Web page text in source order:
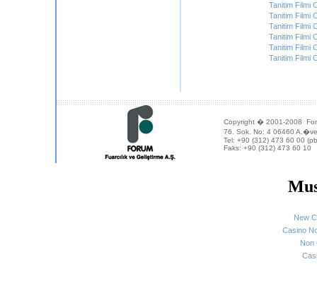
Tanitim
Tanitim
Tanitim
Tanitim
Tanitim
Tanitim
Copyright � 2001-2008
76. Sok. No: 4 06460
Tel: +90 (312) 473 60 00
Faks: +90 (312) 473 60 10
New
Casino
Non